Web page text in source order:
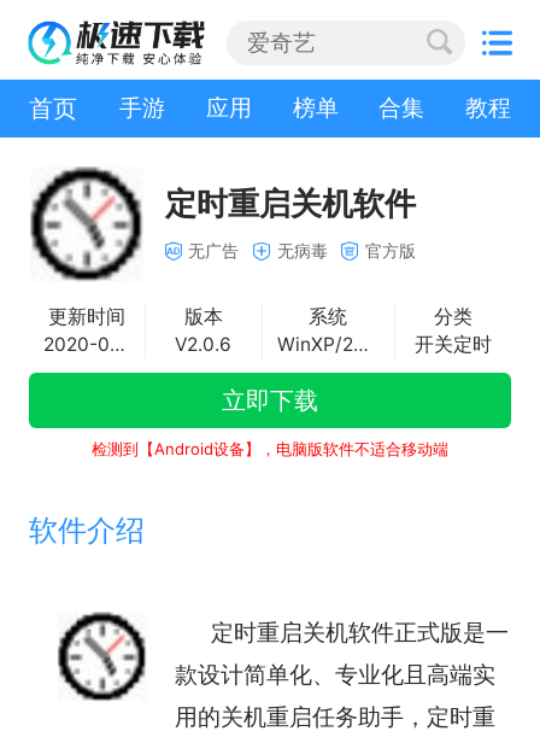
首页 手游 应用 榜单 合集 教程
定时重启关机软件
无广告 无病毒 官方版
更新时间
2020-03-03
版本
V2.0.6
系统
WinXP/2000/vista/Win7/Win8/Win10
分类
开关定时
立即下载
检测到【Android设备】，电脑版软件不适合移动端
软件介绍
定时重启关机软件正式版是一
款设计简单化、专业化且高端实
用的关机重启任务助手，定时重